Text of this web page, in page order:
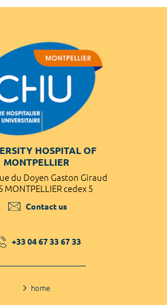
HOSPITAL OF
MONTPELLIER
du Doyen Gaston Giraud
MONTPELLIER cedex 5
Contact us
+33 04 67 33 67 33
home